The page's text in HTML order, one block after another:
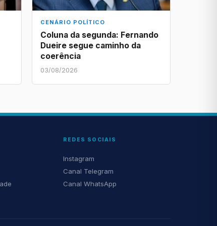
CENÁRIO POLÍTICO
Coluna da segunda: Fernando
Dueire segue caminho da
coerência
03/08/2026
REDES SOCIAIS
Instagram
Canal Telegram
Canal WhatsApp